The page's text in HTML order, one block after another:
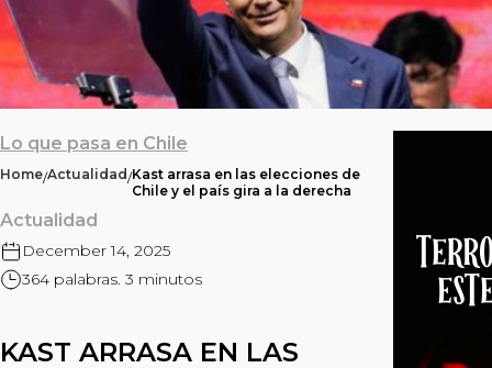
Lo que pasa en Chile
Home/Actualidad/Kast arrasa en las elecciones de
Chile y el país gira a la derecha
Actualidad
December 14, 2025
364 palabras. 3 minutos
KAST ARRASA EN LAS